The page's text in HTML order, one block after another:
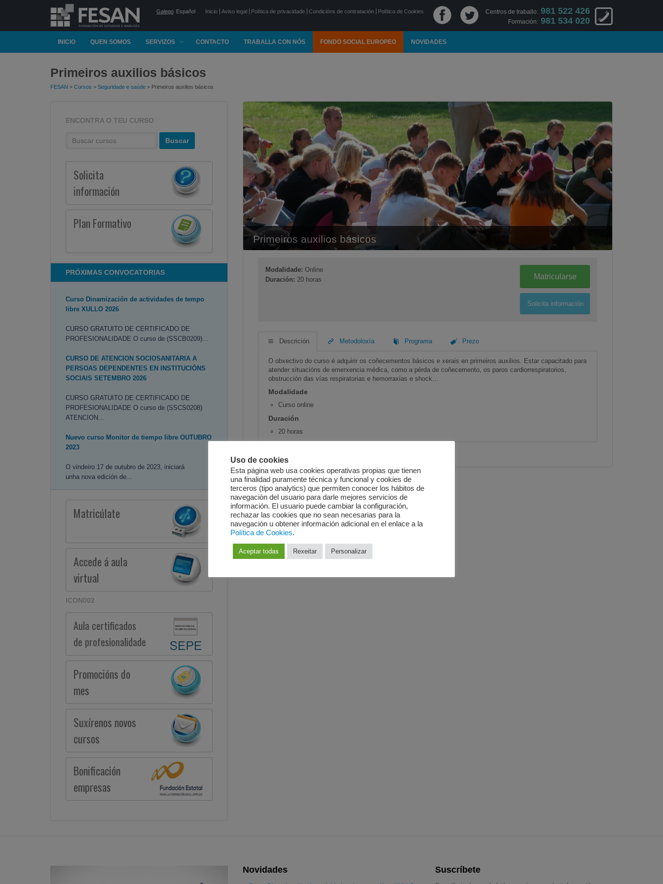
Galego Español Inicio Aviso legal Política de privacidade Condicións de contratación Política de Cookies Centros de traballo: 981 522 426
Formación: 981 534 020
INICIO QUEN SOMOS SERVIZOS CONTACTO TRABALLA CON NÓS FONDO SOCIAL EUROPEO NOVIDADES
Primeiros auxilios básicos
FESAN > Cursos > Seguridade e saúde > Primeiros auxilios básicos
Primeiros auxilios básicos
Modalidade: Online
Duración: 20 horas Matricularse
Solicita información
Descrición Metodoloxía Programa Prezo
O obxectivo do curso é adquirir os coñecementos básicos e xerais en primeiros auxilios. Estar capacitado para
atender situacións de emerxencia médica, como a pérda de coñecemento, os paros cardiorrespiratorios,
obstrucción das vías respiratorias e hemorraxias e shock…
Modalidade
Curso online
Duración
20 horas
ENCONTRA O TEU CURSO
Solicita
información
Plan Formativo
PRÓXIMAS CONVOCATORIAS
Curso Dinamización de actividades de tempo
libre XULLO 2026
CURSO GRATUITO DE CERTIFICADO DE
PROFESIONALIDADE O curso de (SSCB0209)...
CURSO DE ATENCION SOCIOSANITARIA A
PERSOAS DEPENDENTES EN INSTITUCIÓNS
SOCIAIS SETEMBRO 2026
CURSO GRATUITO DE CERTIFICADO DE
PROFESIONALIDADE O curso de (SSCS0208)
ATENCION...
Nuevo curso Monitor de tiempo libre OUTUBRO
2023
O vindeiro 17 de outubro de 2023, iniciará
unha nova edición de...
Matricúlate
Accede á aula
virtual
ICON002
Aula certificados
de profesionalidade
Promocións do
mes
Suxírenos novos
cursos
Bonificación
empresas
Novidades Suscríbete
Uso de cookies
Esta página web usa cookies operativas propias que tienen
una finalidad puramente técnica y funcional y cookies de
terceros (tipo analytics) que permiten conocer los hábitos de
navegación del usuario para darle mejores servicios de
información. El usuario puede cambiar la configuración,
rechazar las cookies que no sean necesarias para la
navegación u obtener información adicional en el enlace a la
Política de Cookies.
Aceptar todas Rexeitar Personalizar